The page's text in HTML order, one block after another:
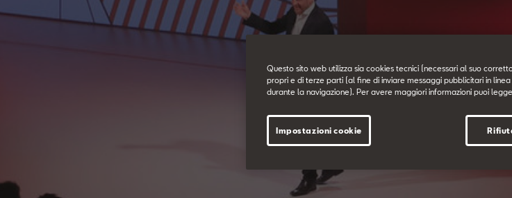
News ed
Questo sito web utilizza sia cookies tecnici (necessari al suo
propri e di terze parti (al fine di inviare messaggi pubblicitari in
durante la navigazione). Per avere maggiori informazioni puoi
Impostazioni cookie